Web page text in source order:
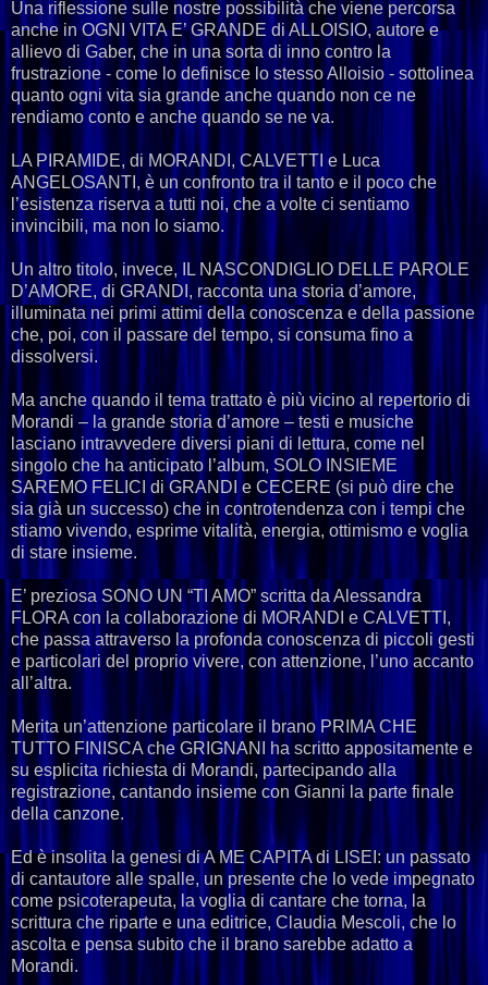
Una riflessione sulle nostre possibilità che viene percorsa
anche in OGNI VITA E’ GRANDE di ALLOISIO, autore e
allievo di Gaber, che in una sorta di inno contro la
frustrazione - come lo definisce lo stesso Alloisio - sottolinea
quanto ogni vita sia grande anche quando non ce ne
rendiamo conto e anche quando se ne va.
LA PIRAMIDE, di MORANDI, CALVETTI e Luca
ANGELOSANTI, è un confronto tra il tanto e il poco che
l’esistenza riserva a tutti noi, che a volte ci sentiamo
invincibili, ma non lo siamo.
Un altro titolo, invece, IL NASCONDIGLIO DELLE PAROLE
D’AMORE, di GRANDI, racconta una storia d’amore,
illuminata nei primi attimi della conoscenza e della passione
che, poi, con il passare del tempo, si consuma fino a
dissolversi.
Ma anche quando il tema trattato è più vicino al repertorio di
Morandi – la grande storia d’amore – testi e musiche
lasciano intravvedere diversi piani di lettura, come nel
singolo che ha anticipato l’album, SOLO INSIEME
SAREMO FELICI di GRANDI e CECERE (si può dire che
sia già un successo) che in controtendenza con i tempi che
stiamo vivendo, esprime vitalità, energia, ottimismo e voglia
di stare insieme.
E’ preziosa SONO UN “TI AMO” scritta da Alessandra
FLORA con la collaborazione di MORANDI e CALVETTI,
che passa attraverso la profonda conoscenza di piccoli gesti
e particolari del proprio vivere, con attenzione, l’uno accanto
all’altra.
Merita un’attenzione particolare il brano PRIMA CHE
TUTTO FINISCA che GRIGNANI ha scritto appositamente e
su esplicita richiesta di Morandi, partecipando alla
registrazione, cantando insieme con Gianni la parte finale
della canzone.
Ed è insolita la genesi di A ME CAPITA di LISEI: un passato
di cantautore alle spalle, un presente che lo vede impegnato
come psicoterapeuta, la voglia di cantare che torna, la
scrittura che riparte e una editrice, Claudia Mescoli, che lo
ascolta e pensa subito che il brano sarebbe adatto a
Morandi.